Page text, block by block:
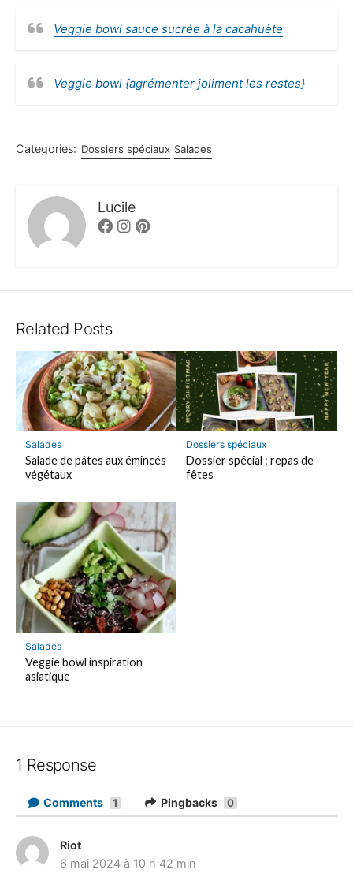
Veggie bowl sauce sucrée à la cacahuète
Veggie bowl {agrémenter joliment les restes}
Categories: Dossiers spéciaux Salades
Lucile
FacebookInstagram
Pinterest
Related Posts
Salades
Salade de pâtes aux émincés
végétaux
Dossiers spéciaux
Dossier spécial : repas de
fêtes
Salades
Veggie bowl inspiration
asiatique
1 Response
Comments 1 Pingbacks 0
Riot
i
6 mai 2024 à 10 h 42 min